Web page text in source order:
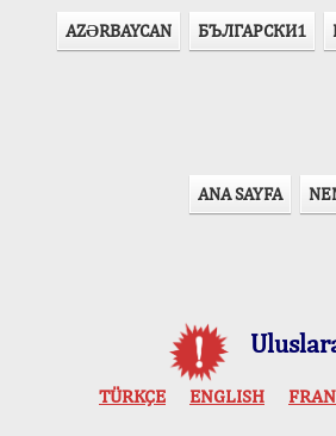
AZӘRBAYCAN БЪЛГАРСКИ1
ANA SAYFA
TÜRKÇE ENGLISH